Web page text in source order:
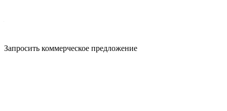
Запросить коммерческое предложение